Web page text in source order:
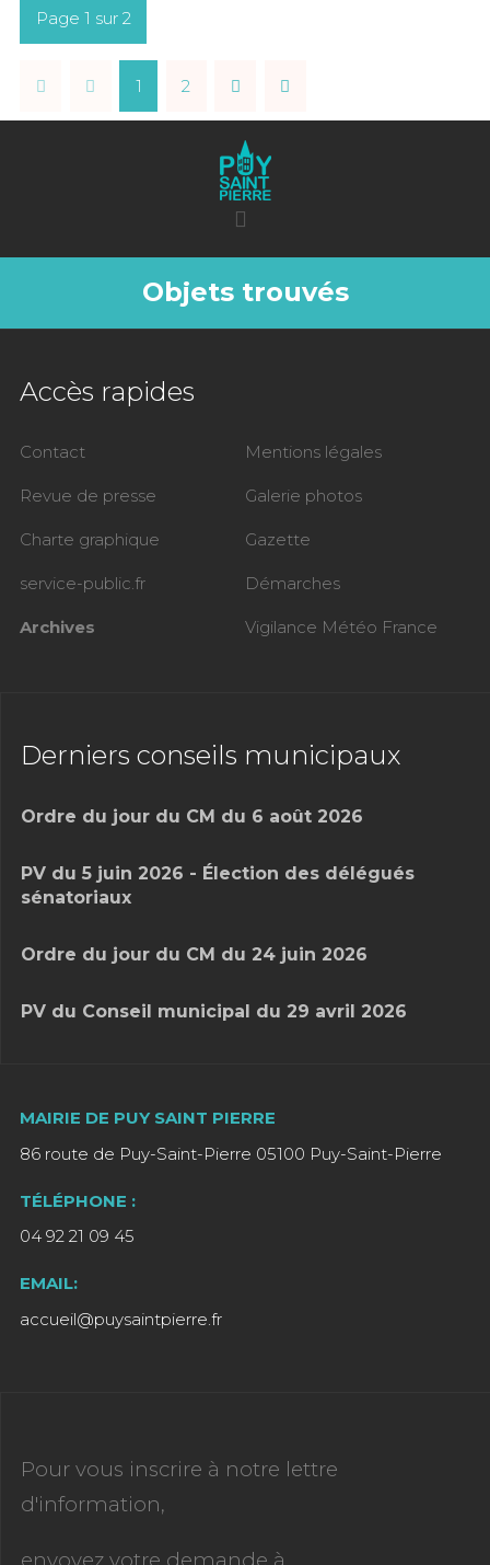
Page 1 sur 2
1 2
Objets trouvés
Accès rapides
Contact Mentions légales
Revue de presse Galerie photos
Charte graphique Gazette
service-public.fr Démarches
Archives Vigilance Météo France
Derniers conseils municipaux
Ordre du jour du CM du 6 août 2026
PV du 5 juin 2026 - Élection des délégués
sénatoriaux
Ordre du jour du CM du 24 juin 2026
PV du Conseil municipal du 29 avril 2026
MAIRIE DE PUY SAINT PIERRE
86 route de Puy-Saint-Pierre 05100 Puy-Saint-Pierre
TÉLÉPHONE :
04 92 21 09 45
EMAIL:
accueil@puysaintpierre.fr
Pour vous inscrire à notre lettre
d'information,